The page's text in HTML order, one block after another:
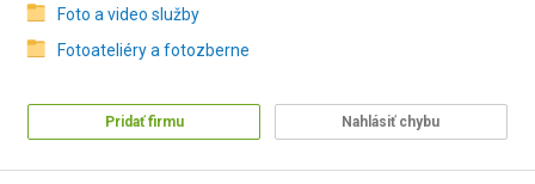
Foto a video služby
Fotoateliéry a fotozberne
Pridať firmu Nahlásiť chybu